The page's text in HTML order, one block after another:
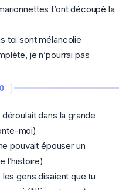
t’ont découpé la
toi sont mélancolie
je n’pourrai pas
dans la grande
moi)
pouvait épouser un
l’histoire)
les gens disaient que tu